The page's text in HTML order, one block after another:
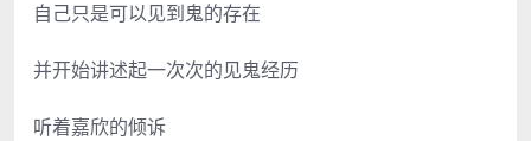
自己只是可以见到鬼的存在
并开始讲述起一次次的见鬼经历
听着嘉欣的倾诉